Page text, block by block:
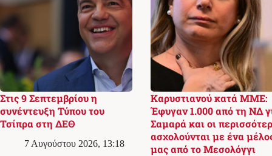
Στις 9 Σεπτεμβρίου η
συνέντευξη Τύπου του
Τσίπρα στη ΔΕΘ
7 Αυγούστου 2026, 13:18
Καρυστιανού κατά ΜΜΕ:
Έφυγαν 1.000 από τη ΝΔ
Σαμαρά και οι
ασχολούνται με ένα
μας από το Μεσολόγγι